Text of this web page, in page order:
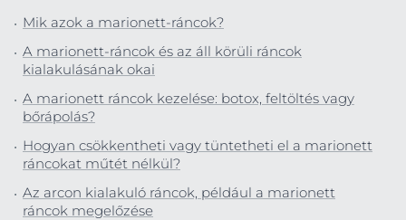
Mik azok a marionett-ráncok?
A marionett-ráncok és az áll körüli ráncok
kialakulásának okai
A marionett ráncok kezelése: botox, feltöltés vagy
bőrápolás?
Hogyan csökkentheti vagy tüntetheti el a marionett
ráncokat műtét nélkül?
Az arcon kialakuló ráncok, például a marionett
ráncok megelőzése